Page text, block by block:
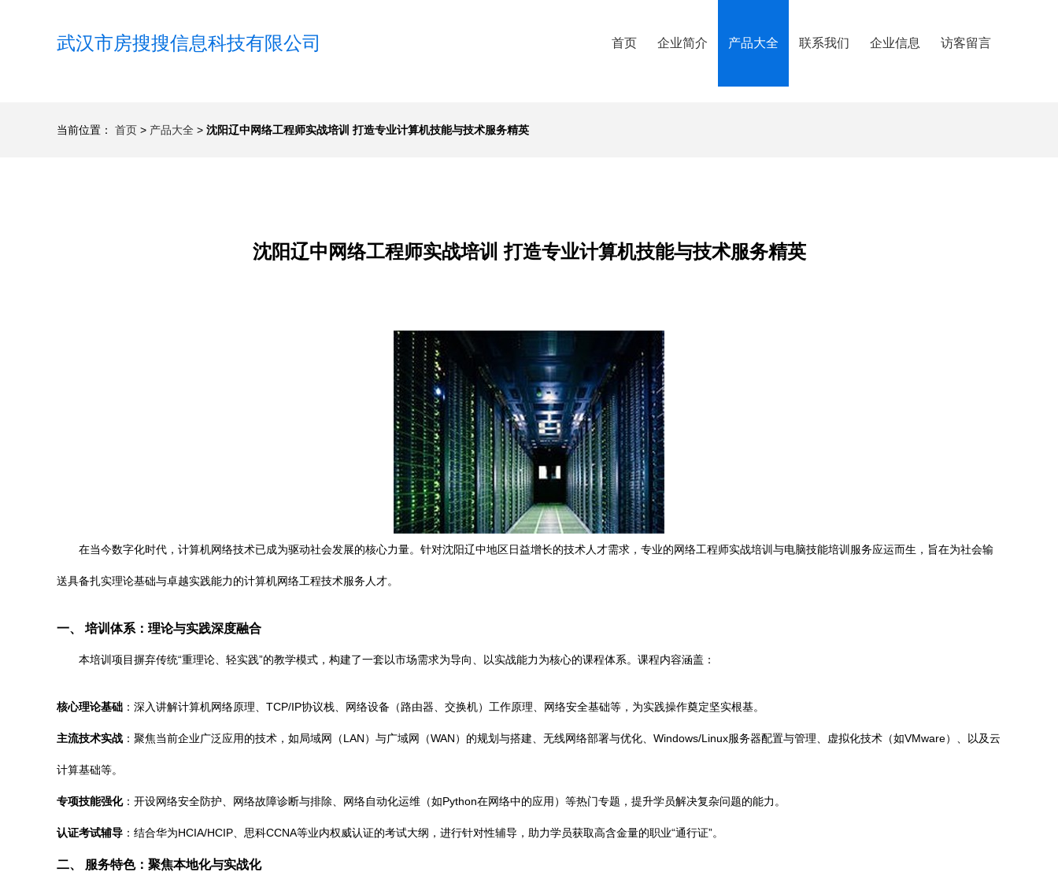
武汉市房搜搜信息科技有限公司 首页 企业简介 产品大全 联系我们 企业信息 访客留言
当前位置： 首页 > 产品大全 > 沈阳辽中网络工程师实战培训 打造专业计算机技能与技术服务精英
沈阳辽中网络工程师实战培训 打造专业计算机技能与技术服务精英
在当今数字化时代，计算机网络技术已成为驱动社会发展的核心力量。针对沈阳辽中地区日益增长的技术人才需求，专业的网络工程师实战培训与电脑技能培训服务应运而生，旨在为社会输
送具备扎实理论基础与卓越实践能力的计算机网络工程技术服务人才。
一、 培训体系：理论与实践深度融合
本培训项目摒弃传统“重理论、轻实践”的教学模式，构建了一套以市场需求为导向、以实战能力为核心的课程体系。课程内容涵盖：
核心理论基础 ：深入讲解计算机网络原理、TCP/IP协议栈、网络设备（路由器、交换机）工作原理、网络安全基础等，为实践操作奠定坚实根基。
主流技术实战 ：聚焦当前企业广泛应用的技术，如局域网（LAN）与广域网（WAN）的规划与搭建、无线网络部署与优化、Windows/Linux服务器配置与管理、虚拟化技术（如VMware）、以及云
计算基础等。
专项技能强化：开设网络安全防护、网络故障诊断与排除、网络自动化运维（如Python在网络中的应用）等热门专题，提升学员解决复杂问题的能力。
认证考试辅导 ：结合华为HCIA/HCIP、思科CCNA等业内权威认证的考试大纲，进行针对性辅导，助力学员获取高含金量的职业“通行证”。
二、 服务特色：聚焦本地化与实战化